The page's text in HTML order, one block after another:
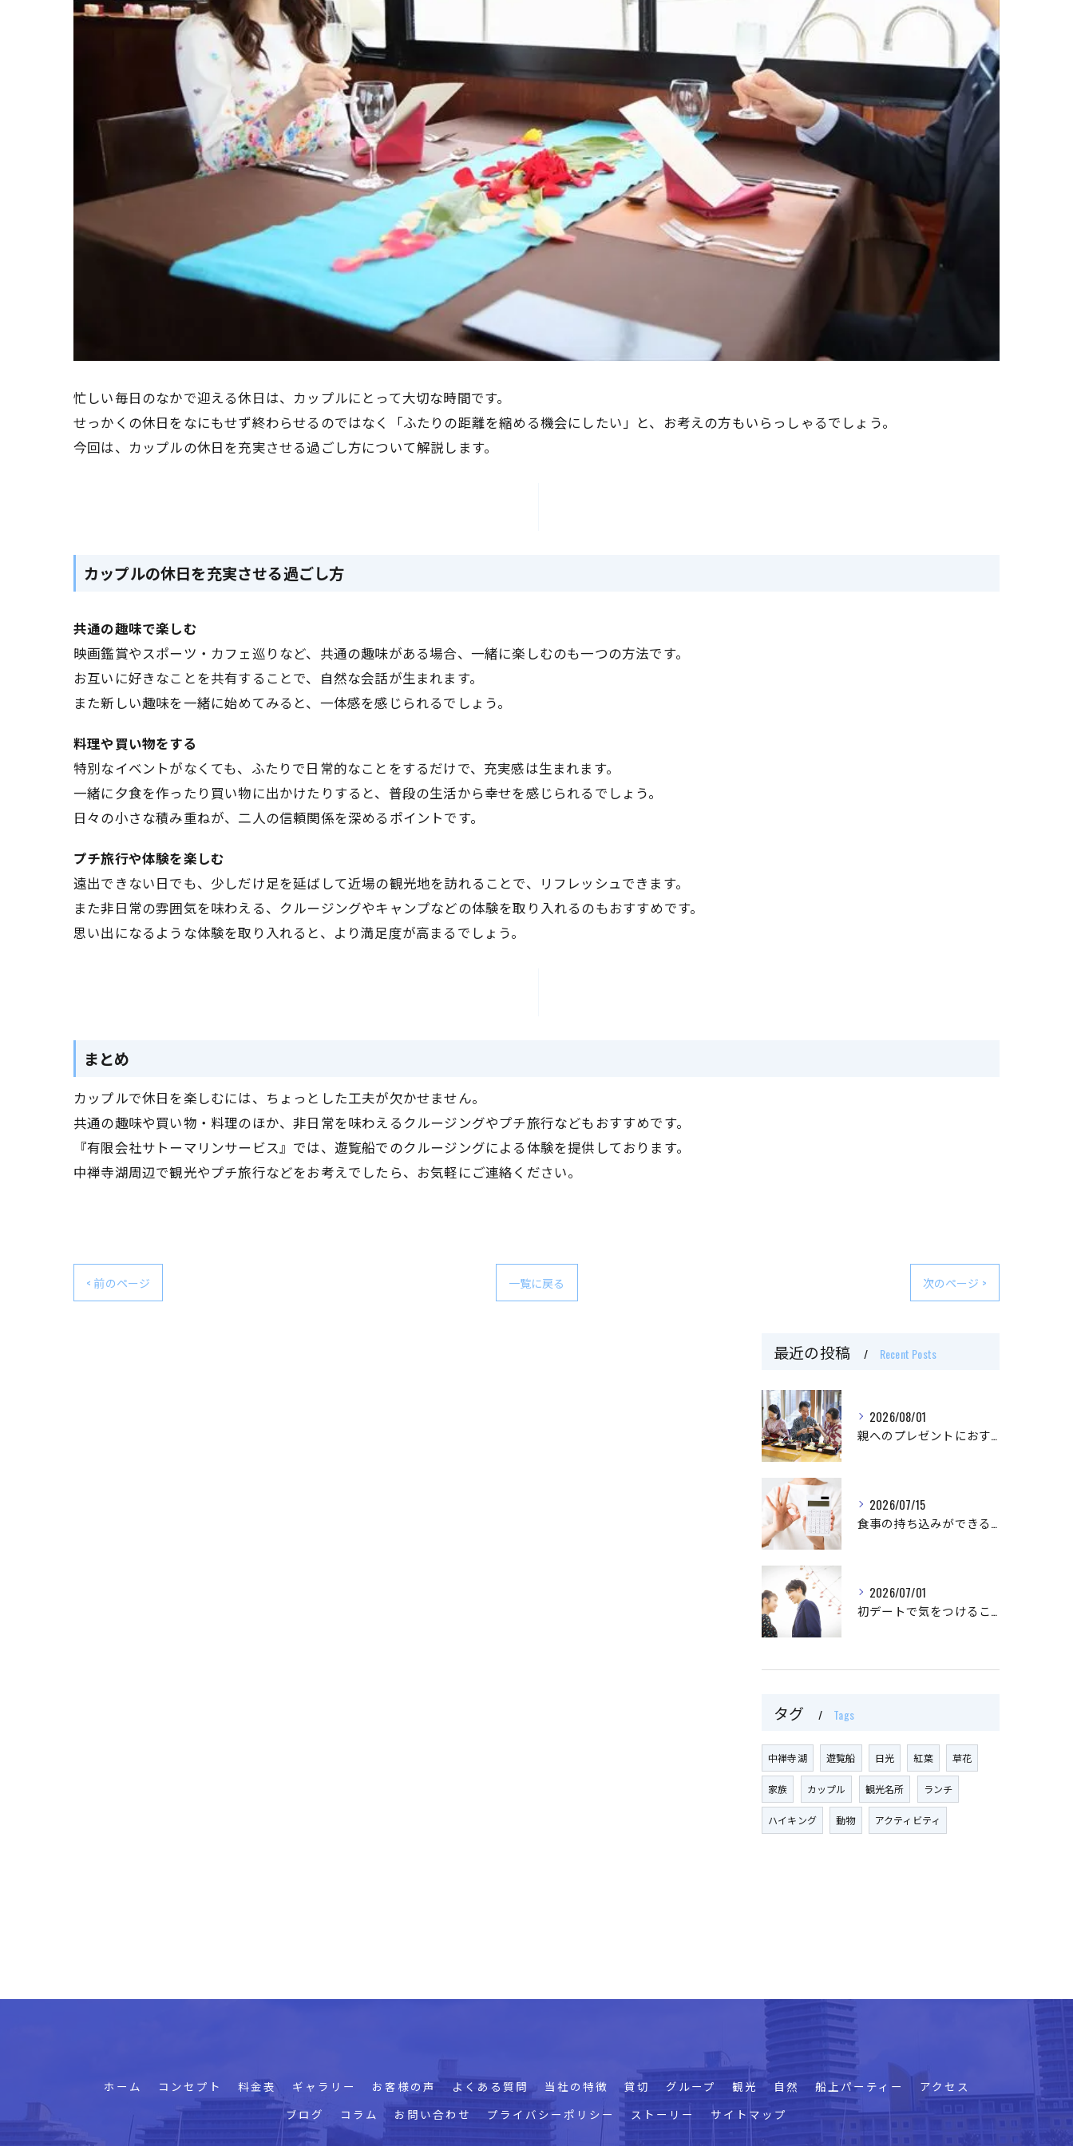
忙しい毎日のなかで迎える休日は、カップルにとって大切な時間です。
せっかくの休日をなにもせず終わらせるのではなく「ふたりの距離を縮める機会にしたい」と、お考えの方もいらっしゃるでしょう。
今回は、カップルの休日を充実させる過ごし方について解説します。
カップルの休日を充実させる過ごし方
共通の趣味で楽しむ
映画鑑賞やスポーツ・カフェ巡りなど、共通の趣味がある場合、一緒に楽しむのも一つの方法です。
お互いに好きなことを共有することで、自然な会話が生まれます。
また新しい趣味を一緒に始めてみると、一体感を感じられるでしょう。
料理や買い物をする
特別なイベントがなくても、ふたりで日常的なことをするだけで、充実感は生まれます。
一緒に夕食を作ったり買い物に出かけたりすると、普段の生活から幸せを感じられるでしょう。
日々の小さな積み重ねが、二人の信頼関係を深めるポイントです。
プチ旅行や体験を楽しむ
遠出できない日でも、少しだけ足を延ばして近場の観光地を訪れることで、リフレッシュできます。
また非日常の雰囲気を味わえる、クルージングやキャンプなどの体験を取り入れるのもおすすめです。
思い出になるような体験を取り入れると、より満足度が高まるでしょう。
まとめ
カップルで休日を楽しむには、ちょっとした工夫が欠かせません。
共通の趣味や買い物・料理のほか、非日常を味わえるクルージングやプチ旅行などもおすすめです。
『有限会社サトーマリンサービス』では、遊覧船でのクルージングによる体験を提供しております。
中禅寺湖周辺で観光やプチ旅行などをお考えでしたら、お気軽にご連絡ください。
< 前のページ 一覧に戻る 次のページ >
最近の投稿 Recent Posts
2026/08/01
親へのプレゼントにおすすめなものはなに？
2026/07/15
食事の持ち込みができるイベント会場を利用するメリット
2026/07/01
初デートで気をつけることとは？
タグ Tags
中禅寺湖 遊覧船 日光 紅葉 草花
家族 カップル 観光名所 ランチ
ハイキング 動物 アクティビティ
ホーム コンセプト 料金表 ギャラリー お客様の声 よくある質問 当社の特徴 貸切 グループ 観光 自然 船上パーティー
アクセス
ブログ
コラム お問い合わせ プライバシーポリシー ストーリー サイトマップ